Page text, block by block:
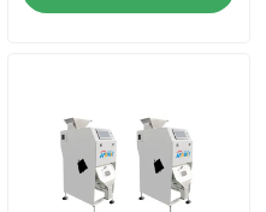
فارز لون الأرز
فارز لون الحبوب